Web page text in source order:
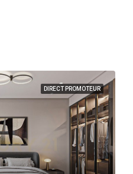
DIRECT PROMOTEUR